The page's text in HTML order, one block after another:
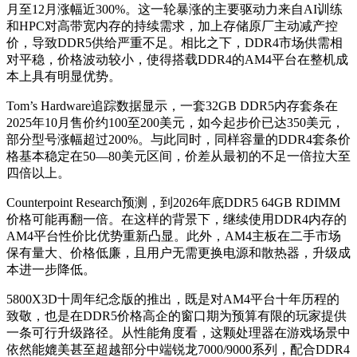
月至12月涨幅近300%。这一轮暴涨的主要驱动力来自AI训练
和HPC对高带宽内存的持续需求，加上存储原厂主动减产控
价，导致DDR5供给严重不足。相比之下，DDR4市场供需相
对平稳，价格波动较小，使得搭载DDR4的AM4平台在整机成
本上具有明显优势。
Tom’s Hardware追踪数据显示，一套32GB DDR5内存套条在
2025年10月售价约100至200美元，如今起步价已达350美元，
部分型号涨幅超过200%。与此同时，同样容量的DDR4套条价
格基本稳定在50—80美元区间，价差从最初的不足一倍拉大至
四倍以上。
Counterpoint Research预测，到2026年底DDR5 64GB RDIMM
价格可能再翻一倍。在这样的背景下，继续使用DDR4内存的
AM4平台性价比优势重新凸显。此外，AM4主板在二手市场
保有量大、价格低廉，且用户无需更换电源和散热器，升级成
本进一步降低。
5800X3D十周年纪念版的推出，既是对AM4平台十年历程的
致敬，也是在DDR5价格高企的窗口期为预算有限的玩家提供
一条可行升级路径。从性能角度看，这颗处理器在游戏场景中
依然能媲美甚至超越部分中端锐龙7000/9000系列，配合DDR4